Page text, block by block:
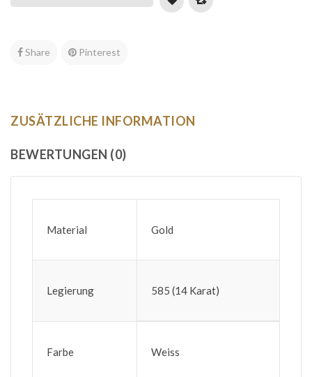
Share Pinterest
ZUSÄTZLICHE INFORMATION
BEWERTUNGEN (0)
Material Gold
Legierung 585 (14 Karat)
Farbe Weiss